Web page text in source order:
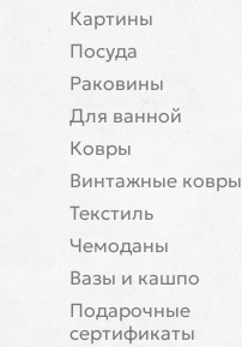
Картины
Посуда
Раковины
Для ванной
Ковры
Винтажные ковры
Текстиль
Чемоданы
Вазы и кашпо
Подарочные
сертификаты